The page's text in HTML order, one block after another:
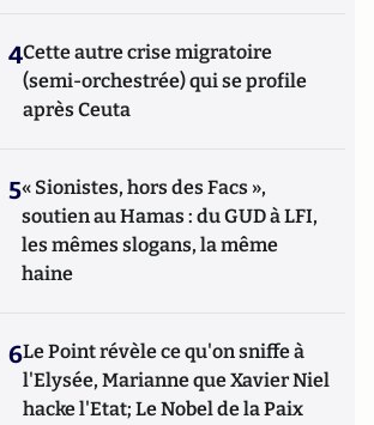
4Cette autre crise migratoire
(semi-orchestrée) qui se profile
après Ceuta
5« Sionistes, hors des Facs »,
soutien au Hamas : du GUD à LFI,
les mêmes slogans, la même
haine
6Le Point révèle ce qu'on sniffe à
l'Elysée, Marianne que Xavier Niel
hacke l'Etat; Le Nobel de la Paix